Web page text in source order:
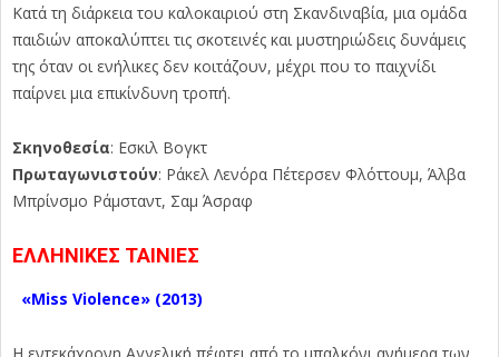
Κατά τη διάρκεια του καλοκαιριού στη Σκανδιναβία, μια ομάδα
παιδιών αποκαλύπτει τις σκοτεινές και μυστηριώδεις δυνάμεις
της όταν οι ενήλικες δεν κοιτάζουν, μέχρι που το παιχνίδι
παίρνει μια επικίνδυνη τροπή.
Σκηνοθεσία: Εσκιλ Βογκτ
Πρωταγωνιστούν: Ράκελ Λενόρα Πέτερσεν Φλόττουμ, Άλβα
Μπρίνσμο Ράμσταντ, Σαμ Άσραφ
ΕΛΛΗΝΙΚΕΣ ΤΑΙΝΙΕΣ
«Miss Violence» (2013)